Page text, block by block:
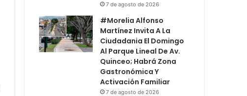
7 de agosto de 2026
#Morelia Alfonso
Martínez Invita A La
Ciudadania El Domingo
Al Parque Lineal De Av.
Quinceo; Habrá Zona
Gastronómica Y
Activación Familiar
7 de agosto de 2026